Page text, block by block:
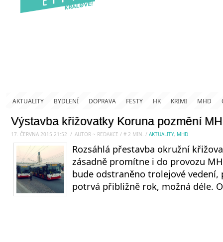
AKTUALITY BYDLENÍ DOPRAVA FESTY HK KRIMI MHD
Výstavba křižovatky Koruna pozmění
17. ČERVNA 2015 21:52 / AUTOR ~ REDAKCE / # 2 MIN. / AKTUALITY, MHD
Rozsáhlá přestavba okružní
zásadně promítne i do provozu
bude odstraněno trolejové
potrvá přibližně rok, možná déle.